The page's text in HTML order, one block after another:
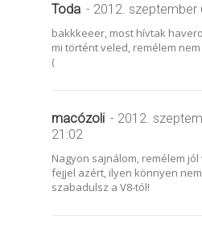
Toda - 2012. szeptember
bakkkeeer, most hívtak
mi történt veled, remélem
(
macózoli - 2012.
21:02
Nagyon sajnálom, remélem jól
fejjel azért, ilyen könnyen nem
szabadulsz a V8-tól!